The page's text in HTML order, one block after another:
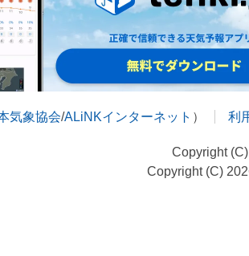
気象協会/ALiNKインターネット ） 利
Copyright
Copyright (C)